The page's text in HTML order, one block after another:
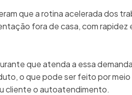
que a rotina acelerada dos
fora de casa, com rapidez
que atenda a essa
o que pode ser feito por
cliente o autoatendimento.